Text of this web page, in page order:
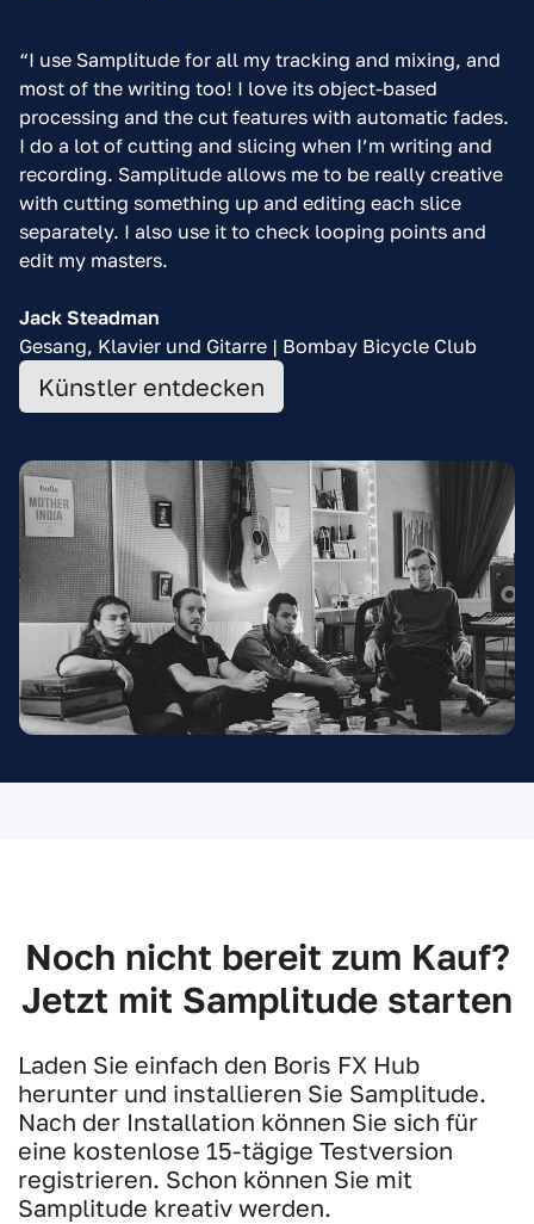
“I use Samplitude for all my tracking and mixing, and
most of the writing too! I love its object-based
processing and the cut features with automatic fades.
I do a lot of cutting and slicing when I’m writing and
recording. Samplitude allows me to be really creative
with cutting something up and editing each slice
separately. I also use it to check looping points and
edit my masters.
Jack Steadman
Gesang, Klavier und Gitarre | Bombay Bicycle Club
Künstler entdecken
Noch nicht bereit zum Kauf?
Jetzt mit Samplitude starten
Laden Sie einfach den Boris FX Hub
herunter und installieren Sie Samplitude.
Nach der Installation können Sie sich für
eine kostenlose 15-tägige Testversion
registrieren. Schon können Sie mit
Samplitude kreativ werden.